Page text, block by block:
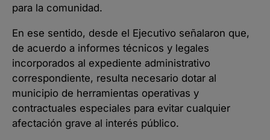
para la comunidad.
En ese sentido, desde el Ejecutivo señalaron que,
de acuerdo a informes técnicos y legales
incorporados al expediente administrativo
correspondiente, resulta necesario dotar al
municipio de herramientas operativas y
contractuales especiales para evitar cualquier
afectación grave al interés público.